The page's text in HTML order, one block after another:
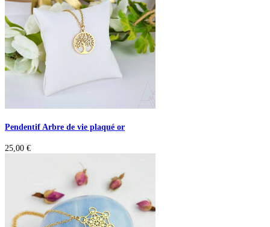
Pendentif Arbre de vie plaqué or
25,00 €